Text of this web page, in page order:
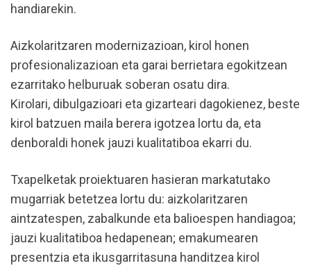
handiarekin.
Aizkolaritzaren modernizazioan, kirol honen
profesionalizazioan eta garai berrietara egokitzean
ezarritako helburuak soberan osatu dira.
Kirolari, dibulgazioari eta gizarteari dagokienez, beste
kirol batzuen maila berera igotzea lortu da, eta
denboraldi honek jauzi kualitatiboa ekarri du.
Txapelketak proiektuaren hasieran markatutako
mugarriak betetzea lortu du: aizkolaritzaren
aintzatespen, zabalkunde eta balioespen handiagoa;
jauzi kualitatiboa hedapenean; emakumearen
presentzia eta ikusgarritasuna handitzea kirol